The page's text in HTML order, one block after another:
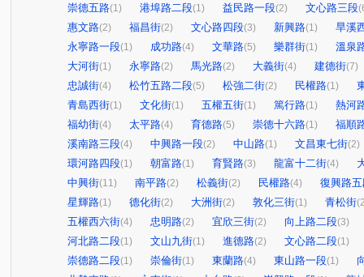
崇德五路(1) 港埠路二段(1) 益民路一段(2) 文心路三段
惠文路(2) 福昌街(2) 文心路四段(3) 新興路(1)
旱溪
永寧路一段(1) 成功路(4) 文華路(5) 樂群街(1)
溫泉
大河街(1) 永寧路(2) 馬光路(2) 大義街(4) 建德街(7)
忠誠街(4) 松竹五路二段(5) 松強二街(2) 民權路(1)
青島西街(1) 文化街(1) 五權五街(1) 篤行路(1)
熱河
福幼街(4) 太平路(4) 育德路(5) 崇德十六路(1)
福順
溪南路三段(4) 中興路一段(2) 中山路(1) 文昌東七街(2)
環河路四段(1) 朝富路(1) 育賢路(3) 龍富十二街(4)
中興街(11) 南平路(2) 松義街(2) 民權路(4)
復興路
星輝路(1) 德化街(2) 大洲街(2) 敦化三街(1) 青松街
五權西六街(4) 忠明路(2) 宜欣三街(2) 向上路二段(3)
河北路二段(1) 文山九街(1) 進德路(2) 文心路二段(1)
崇德路二段(1) 崇倫街(1) 東蘭路(4) 東山路一段(1)